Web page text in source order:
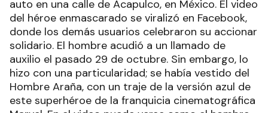
auto en una calle de Acapulco, en México. El video
del héroe enmascarado se viralizó en Facebook,
donde los demás usuarios celebraron su accionar
solidario. El hombre acudió a un llamado de
auxilio el pasado 29 de octubre. Sin embargo, lo
hizo con una particularidad; se había vestido del
Hombre Araña, con un traje de la versión azul de
este superhéroe de la franquicia cinematográfica